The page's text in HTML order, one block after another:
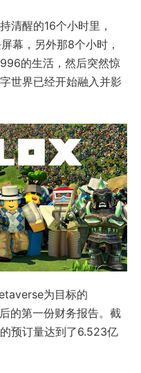
清醒的16个小时里，
幕，另外那8个小时，
的生活，然后突然惊
世界已经开始融入并影
为目标的
的第一份财务报告。截
预订量达到了6.523亿